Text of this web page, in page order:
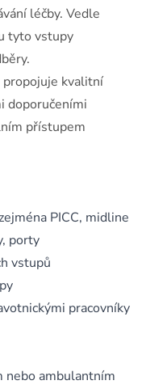
léčby. Vedle
tyto vstupy
propojuje kvalitní
doporučeními
přístupem
PICC, midline
porty
vstupů
pracovníky
nebo ambulantním